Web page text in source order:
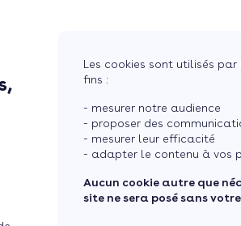
Les cookies sont utilisés
fins :
- mesurer notre audience
- proposer des
- mesurer leur efficacité
- adapter le contenu à vos
Aucun cookie autre que
site ne sera posé sans
Courtier en